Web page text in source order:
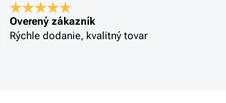
Overený zákazník
Rýchle dodanie, kvalitný tovar